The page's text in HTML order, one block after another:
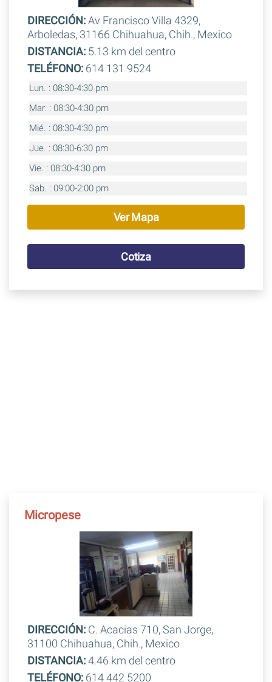
DIRECCIÓN:Av Francisco Villa 4329,
Arboledas, 31166 Chihuahua, Chih., Mexico
DISTANCIA:5.13 km del centro
TELÉFONO:614 131 9524
Lun. : 08:30-4:30 pm
Mar. : 08:30-4:30 pm
Mié. : 08:30-4:30 pm
Jue. : 08:30-6:30 pm
Vie. : 08:30-4:30 pm
Sab. : 09:00-2:00 pm
Ver Mapa
Cotiza
Micropese
DIRECCIÓN:C. Acacias 710, San Jorge,
31100 Chihuahua, Chih., Mexico
DISTANCIA:4.46 km del centro
TELÉFONO:614 442 5200